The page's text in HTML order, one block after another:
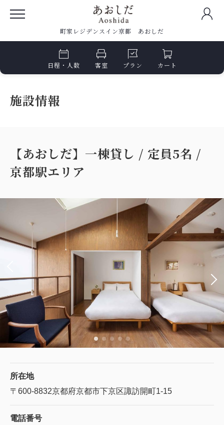
町家レジデンスイン京都 あおしだ
日程・人数 客室 プラン カート
施設情報
【あおしだ】一棟貸し / 定員5名 /
京都駅エリア
所在地
〒600-8832京都府京都市下京区諏訪開町1-15
電話番号